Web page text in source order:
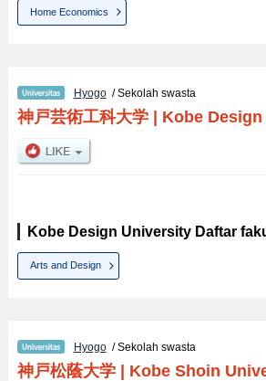
Home Economics
Hyogo/ Sekolah swasta
神戸芸術工科大学| Kobe
Kobe Design University Daftar
Arts and Design
Hyogo/ Sekolah swasta
神戸松蔭大学| Kobe Shoin